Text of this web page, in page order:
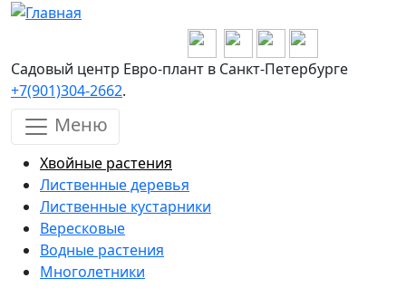
Перейти к основному содержанию
Садовый центр Евро-плант в Санкт-Петербурге
+7(901)304-2662.
Меню
Хвойные растения
Лиственные деревья
Лиственные кустарники
Вересковые
Водные растения
Многолетники